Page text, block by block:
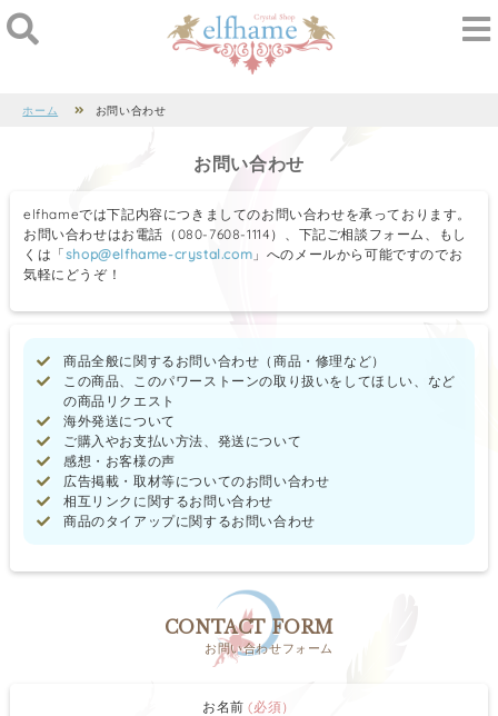
ホーム お問い合わせ
お問い合わせ
elfhameでは下記内容につきましてのお問い合わせを承っております。
お問い合わせはお電話（080-7608-1114）、下記ご相談フォーム、もし
くは「shop@elfhame-crystal.com 」へのメールから可能ですのでお
気軽にどうぞ！
商品全般に関するお問い合わせ（商品・修理など）
この商品、このパワーストーンの取り扱いをしてほしい、など
の商品リクエスト
海外発送について
ご購入やお支払い方法、発送について
感想・お客様の声
広告掲載・取材等についてのお問い合わせ
相互リンクに関するお問い合わせ
商品のタイアップに関するお問い合わせ
CONTACT FORM
お問い合わせフォーム
お名前(必須）